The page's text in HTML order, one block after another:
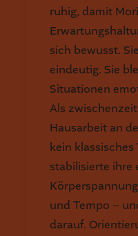
ruhig, damit
sich bewusst.
eindeutig. Sie
Situationen
Als
Hausarbeit an
kein klassisches
stabilisierte ihre
und Tempo –
darauf.